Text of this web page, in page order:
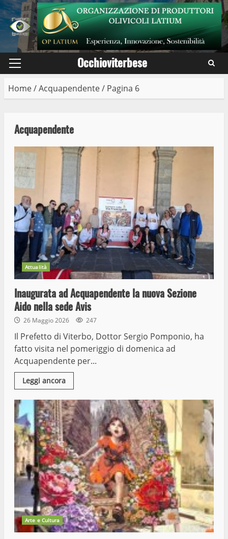
Skip
to
content
Primary
Occhioviterbese
Home/Acquapendente/ Pagina 6
Acquapendente
Attualità
Inaugurata ad Acquapendente la nuova Sezione
Aido nella sede Avis
26 Maggio 2026 247
Il Prefetto di Viterbo, Dottor Sergio Pomponio, ha
fatto visita nel pomeriggio di domenica ad
Acquapendente per...
Leggi ancora
Arte e Cultura